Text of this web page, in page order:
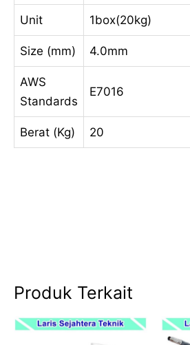
Unit 1box(20kg)
Size (mm) 4.0mm
AWS
Standards
E7016
Berat (Kg) 20
Produk Terkait